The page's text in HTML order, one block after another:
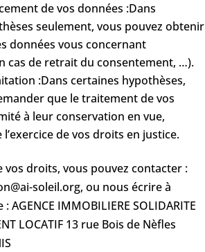
de vos données :Dans
seulement, vous pouvez obtenir
données vous concernant
cas de retrait du consentement, …).
:Dans certaines hypothèses,
que le traitement de vos
à leur conservation en vue,
de vos droits en justice.
vos droits, vous pouvez contacter :
soleil.org, ou nous écrire à
AGENCE IMMOBILIERE SOLIDARITE
LOCATIF 13 rue Bois de Nèfles